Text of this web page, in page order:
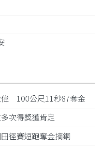
偉 100公尺11秒87奪金
次得獎獲肯定
徑賽短跑奪金摘銅